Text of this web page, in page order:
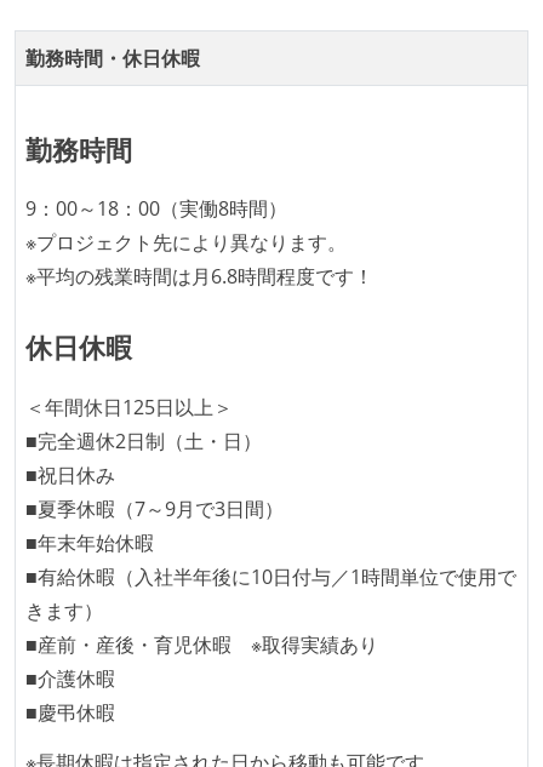
ベースで行われる
ビルド、自動デプロイ環境が整備されている
Code）の環境が整備されている
オープンな情報共有
誰もがいつでも閲覧可能になっている
レッジの共有を積極的に行っている（属人性を減らす
取り組みをしている）
メンバーの多様性
外国籍の開発メンバーがいる
職業安定法に対応する記載事項
受動喫煙防止措置：屋内禁煙（屋内に喫煙可能室設
置）
受動喫煙防止措置：屋内禁煙
勤務時間・休日休暇
勤務時間
9：00～18：00（実働8時間）
※プロジェクト先により異なります。
※平均の残業時間は月6.8時間程度です！
休日休暇
＜年間休日125日以上＞
■完全週休2日制（土・日）
■祝日休み
■夏季休暇（7～9月で3日間）
■年末年始休暇
■有給休暇（入社半年後に10日付与／1時間単位で使用で
きます）
■産前・産後・育児休暇 ※取得実績あり
■介護休暇
■慶弔休暇